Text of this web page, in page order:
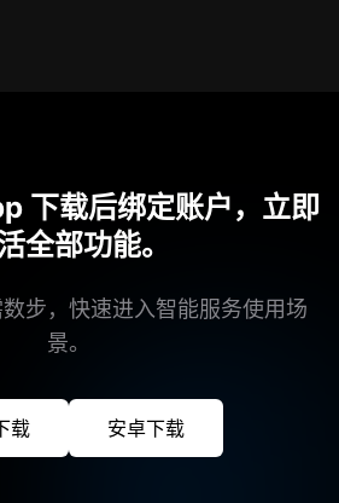
下载后绑定账户，立即
全部功能。
步，快速进入智能服务使用场
景。
载 安卓下载